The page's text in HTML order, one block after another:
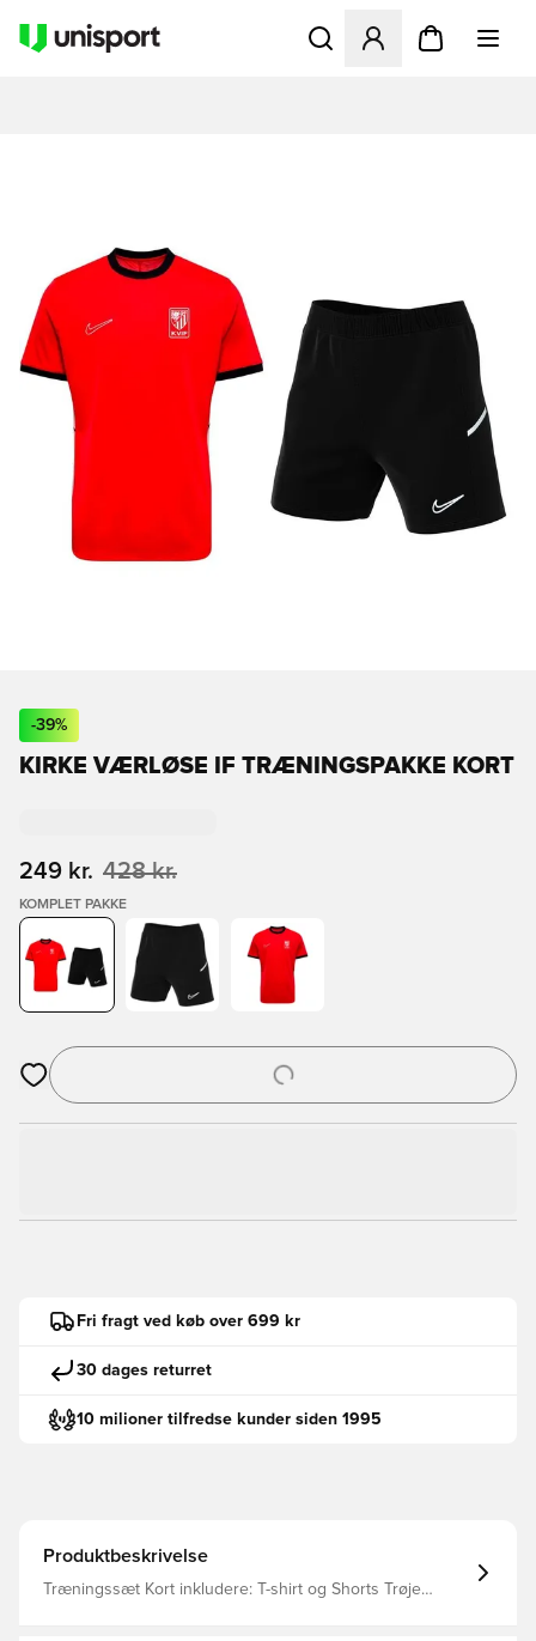
Åbner en Modal til at
-39%
KIRKE VÆRLØSE IF TRÆNINGSPAKKE KORT
249 kr. 428 kr.
KOMPLET PAKKE
Åbner en Modal til at logge ind eller tilmelde dig som medlem
Fri fragt ved køb over 699 kr
30 dages returret
10 milioner tilfredse kunder siden 1995
Produktbeskrivelse
Træningssæt Kort inkludere: T-shirt og Shorts Trøje